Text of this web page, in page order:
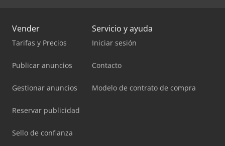
Vender
Tarifas y Precios
Publicar anuncios
Gestionar anuncios
Reservar publicidad
Sello de confianza
Servicio y ayuda
Iniciar sesión
Contacto
Modelo de contrato de compra